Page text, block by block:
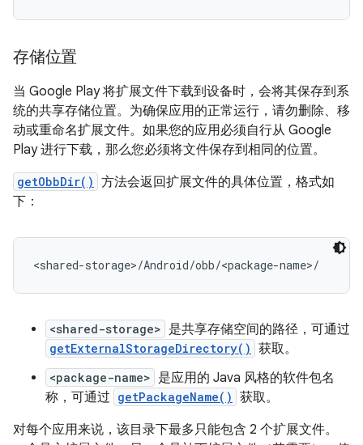
存储位置
当 Google Play 将扩展文件下载到设备时，会将其保存到系
统的共享存储位置。为确保应用的正常运行，请勿删除、移
动或重命名扩展文件。如果您的应用必须自行从 Google
Play 进行下载，那么您必须将文件保存到相同的位置。
getObbDir() 方法会返回扩展文件的具体位置，格式如
下：
<shared-storage> 是共享存储空间的路径，可通过
getExternalStorageDirectory() 获取。
<package-name> 是应用的 Java 风格的软件包名
称，可通过 getPackageName() 获取。
对每个应用来说，该目录下最多只能包含 2 个扩展文件。